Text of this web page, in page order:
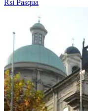
Rsi Pasqua